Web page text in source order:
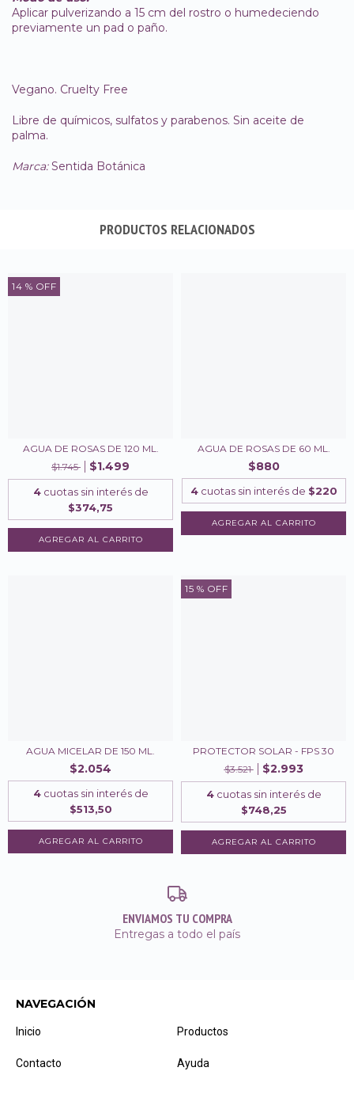
Aplicar pulverizando a 15 cm del rostro o humedeciendo
previamente un pad o paño.
Vegano. Cruelty Free
Libre de químicos, sulfatos y parabenos. Sin aceite de
palma.
Marca:Sentida Botánica
PRODUCTOS RELACIONADOS
14 % OFF
AGUA DE ROSAS DE 120 ML.
$1.745
$1.499
4cuotas sin interés de
$374,75
AGUA DE ROSAS DE 60 ML.
$880
4cuotas sin interés de $220
AGUA MICELAR DE 150 ML.
$2.054
4cuotas sin interés de
$513,50
15 % OFF
PROTECTOR SOLAR - FPS 30
$3.521
$2.993
4cuotas sin interés de
$748,25
ENVIAMOS TU COMPRA
Entregas a todo el país
NAVEGACIÓN
Inicio Productos
Contacto Ayuda